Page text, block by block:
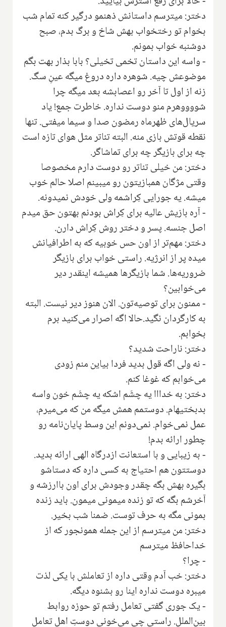
دختر: میترسم داستانش ذهنمو درگیر کنه تمام شب
بخوام تو رختخواب بهش شاخ و برگ بدم، صبح
دوشنبه خواب بمونم.
- واسه این داستان تخمی تخیلی؟ بابا بذار بهت بگم
موضوعش چیه. شوهره داره دروغ میگه عینِ سگ.
زنه از اول تا آخر رو اعصابشه بعد میگه چرا
شووووهرم منو دوست نداره‌. خاطرت جمع‌! یاد
سریال‌های ظهرماه رمضون صدا و سیما میفتی. تنها
نقطه قوتش بازی منه. البته تئاتر مثل هوای تازه است
چه برای بازیگر چه برای تماشاگر.
دختر: من خیلی تئاتر رو دوست دارم مخصوصا
وقتی مژگان همبازیتون ‌رو میبینم اصلا حالم خوب
میشه. یه جورایی کِراشمه ولی خودش نمیدونه.
- آره بازیش عالیه برای کِراش بودنم بهتون حق میدم
اصل جنسه. پسر و دختر روش کِراش دارن.
دختر: مهم‌تر از اون حس خوبیه که به اطرافیانش
میده پر از انرژیه. راستی خواب برای بازیگر
ضروریه‌ها. شما بازیگرها همیشه اینقدر دیر
می‌خوابین؟
- ممنون برای توصیه‌تون. الان هنوز دیر نیست. البته
به کارگردان نگید.حالا اگه اصرار می‌کنید برم
بخوابم.
دختر: ناراحت شدید؟
- نه ولی اگه قول بدید فردا بیاین منم زودی
می‌خوابم‌‌ که غوغا کنم.
دختر: به خدااا یه چشَم اشکه یه چشَم خون واسه
بدبختیهام. دوستمم همش میگه من که می‌میرم،
عمل نمی‌خوام. نمی‌دونم این وسط پایان‌نامه رو
چطور ارائه بدم!
- به زیبایی و با استعانت ازدرگاه الهی ارائه بدید.
دوستتون هم احتیاج به کسی داره که دستاشو
بگیره بهش بگه چقدر وجودش برای اون باارزشه و
آخرشم بگه که تو زنده میمونی میمون‌. باید زنده
بمونی مگه به حرف توست. ضمنا شب بخیر.
دختر: من میترسم از این جمله همونجور که از
خداحافظ میترسم
- چرا؟
دختر: خب آدم وقتی داره از تعاملش با یکی لذت
میبره دوست نداره اینا رو بشنوه دیگه.
- یک جوری گفتی تعامل رفتم تو حوزه روابط
بین‌الملل‌. راستی چی می‌خونی دوستِ اهل تعامل